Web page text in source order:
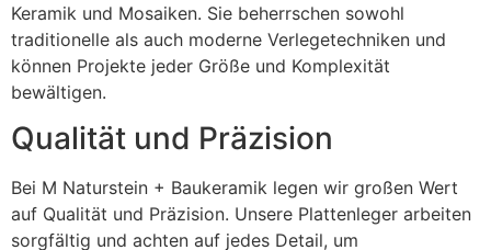
Keramik und Mosaiken. Sie beherrschen sowohl
traditionelle als auch moderne Verlegetechniken und
können Projekte jeder Größe und Komplexität
bewältigen.
Qualität und Präzision
Bei M Naturstein + Baukeramik legen wir großen Wert
auf Qualität und Präzision. Unsere Plattenleger arbeiten
sorgfältig und achten auf jedes Detail, um